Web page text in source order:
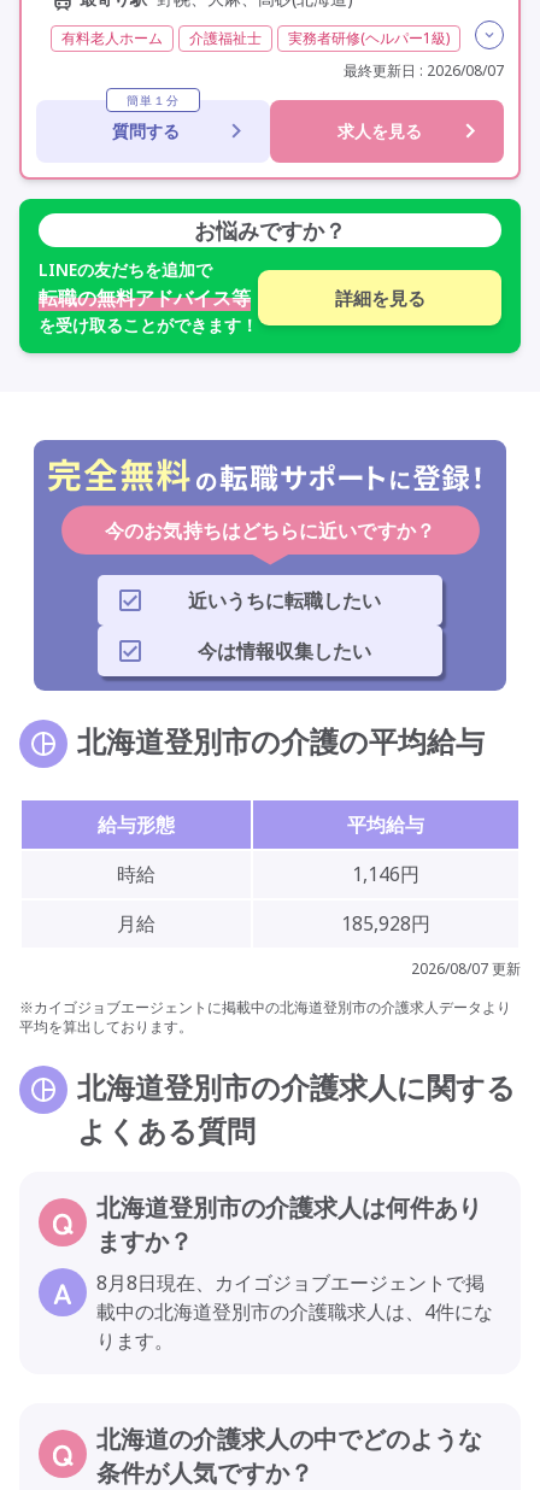
有料老人ホーム 介護福祉士
実務者研修(ヘルパー1級)
残業月20時間以内
残業ほぼなし
常勤 社会保険完備
交通費支給
学歴不問
未経験歓迎
定年65歳以上
研修制度あり
最終更新日 : 2026/08/07
簡単１分
質問する 求人を見る
お悩みですか？
LINEの友だちを追加で
転職の無料アドバイス等
を受け取ることができます！
詳細を見る
今のお気持ちはどちらに近いですか？
近いうちに転職したい
今は情報収集したい
北海道登別市の介護の平均給与
給与形態
平均給与
時給
1,146円
月給
185,928円
2026/08/07 更新
※カイゴジョブエージェントに掲載中の北海道登別市の介護求人データより
平均を算出しております。
北海道登別市の介護求人に関する
よくある質問
北海道登別市の介護求人は何件あり
ますか？
8月8日現在、カイゴジョブエージェントで掲
載中の北海道登別市の介護職求人は、4件にな
ります。
北海道の介護求人の中でどのような
条件が人気ですか？